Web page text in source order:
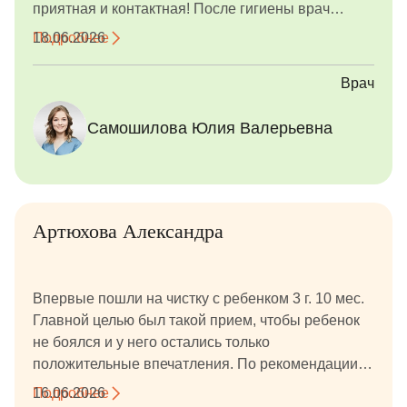
приятная и контактная! После гигиены врач
показала ребенку фото с индикатором налета,
Подробнее
18.06.2026
Врач
Самошилова Юлия Валерьевна
Артюхова Александра
Впервые пошли на чистку с ребенком 3 г. 10 мес.
Главной целью был такой прием, чтобы ребенок
не боялся и у него остались только
положительные впечатления. По рекомендации
знакомых обратились в данную клинику, к Алине
Подробнее
16.06.2026